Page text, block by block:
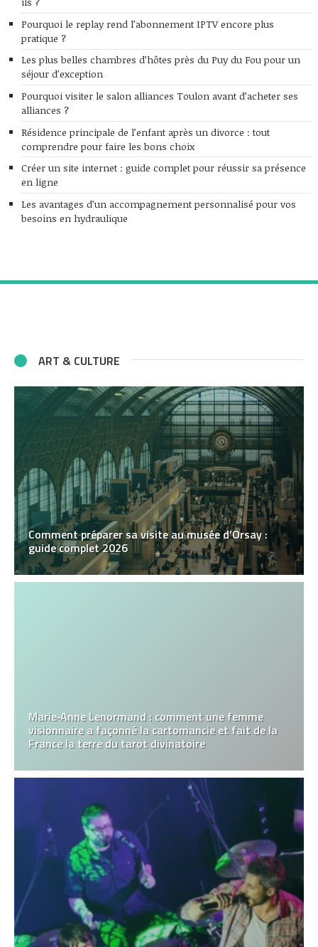
Pourquoi le replay rend l’abonnement IPTV encore plus
pratique ?
Les plus belles chambres d’hôtes près du Puy du Fou pour un
séjour d’exception
Pourquoi visiter le salon alliances Toulon avant d’acheter ses
alliances ?
Résidence principale de l’enfant après un divorce : tout
comprendre pour faire les bons choix
Créer un site internet : guide complet pour réussir sa présence
en ligne
Les avantages d’un accompagnement personnalisé pour vos
besoins en hydraulique
ART & CULTURE
Comment préparer sa visite au musée d’Orsay :
guide complet 2026
Marie‑Anne Lenormand : comment une femme
visionnaire a façonné la cartomancie et fait de la
France la terre du tarot divinatoire